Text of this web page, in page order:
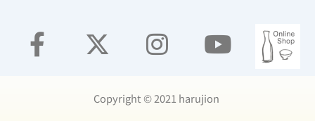
Copyright ©️ 2021 harujion